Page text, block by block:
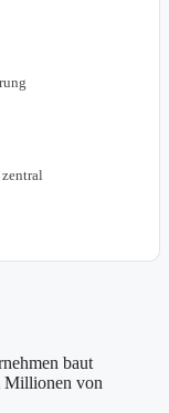
baut
Millionen von